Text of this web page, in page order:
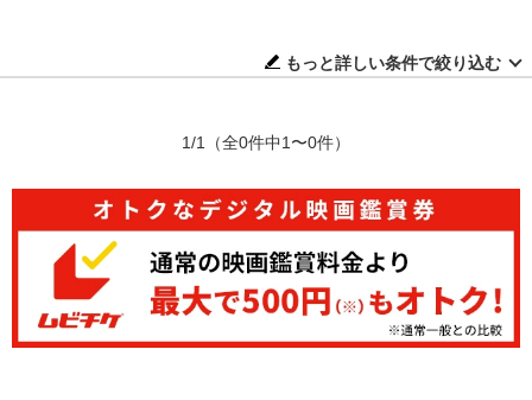
もっと詳しい条件で絞り込む
1/1 （全0件中1〜0件）